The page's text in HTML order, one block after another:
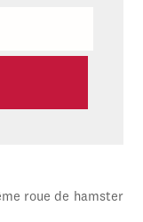
roue de hamster